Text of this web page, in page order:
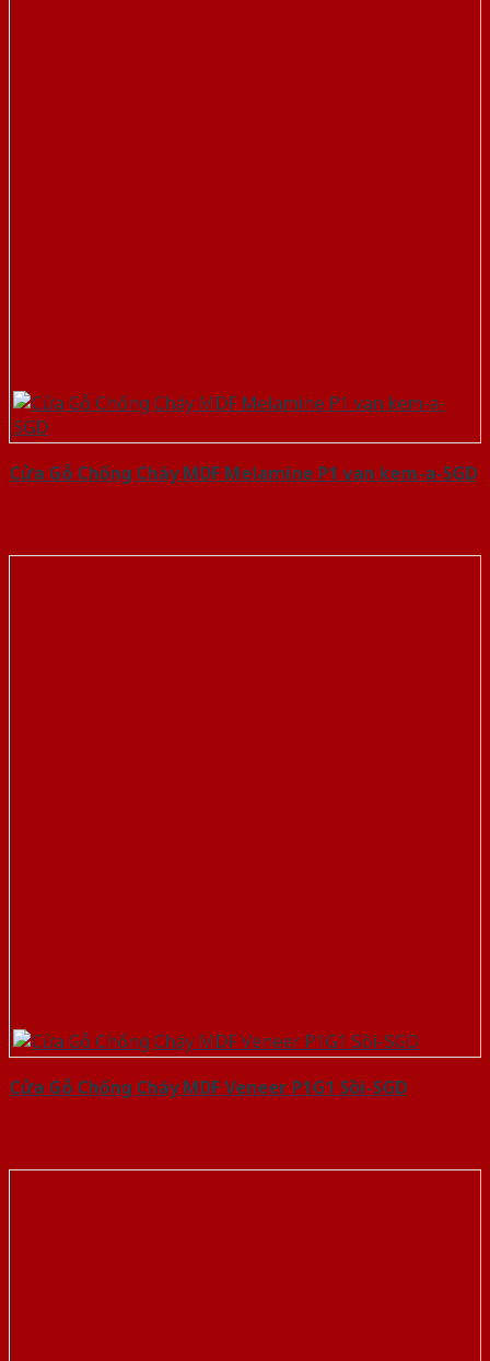
Cửa Gỗ Chống Cháy MDF Melamine P1 van kem-a-SGD
Cửa Gỗ Chống Cháy MDF Veneer P1G1 Sồi-SGD